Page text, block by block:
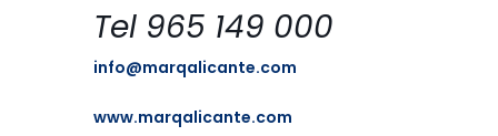
Tel 965 149 000
info@marqalicante.com
www.marqalicante.com